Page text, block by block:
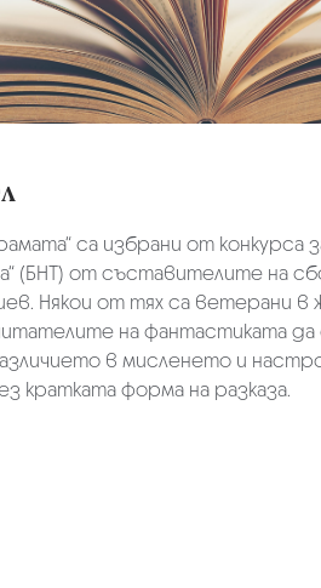
са избрани от конкурса
(БНТ) от съставителите на
Някои от тях са ветерани в
на фантастиката да
в мисленето и
кратката форма на разказа.